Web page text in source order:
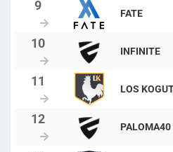
FATE
INFINITE
LOS
PALOMA40